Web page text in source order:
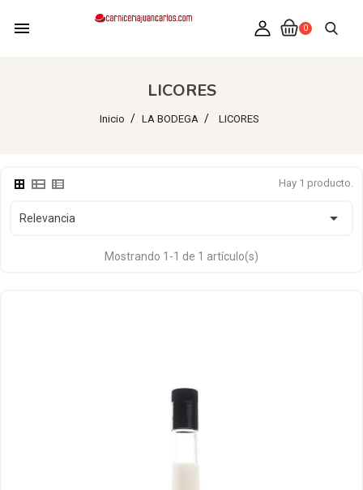
menu 0
LICORES
Inicio LA BODEGA LICORES
Hay 1 producto.
Relevancia 
Mostrando 1-1 de 1 artículo(s)